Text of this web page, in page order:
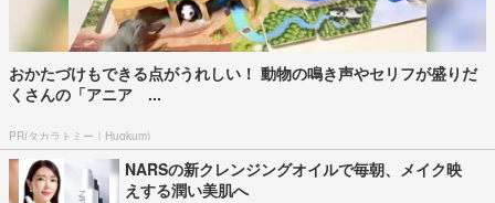
おかたづけもできる点がうれしい！ 動物の鳴き声やセリフが盛りだ
くさんの「アニア ...
PR(タカラトミー｜Hugkum)
NARSの新クレンジングオイルで毎朝、メイク映
えする潤い美肌へ